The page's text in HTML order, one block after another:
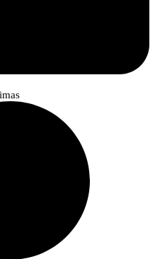
a informação institucional e
rigorosa e acessível sobre os
climáticas, as pragas e
agricultura digital assumem uma
para que o debate público
sólido e informação baseada na
a jornalistas e profissionais
institucional do
visual, informação sobre a
comunicação.